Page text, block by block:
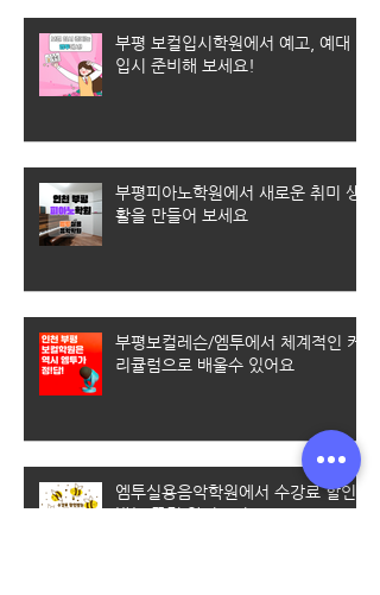
부평 보컬입시학원에서 예고, 예대
입시 준비해 보세요!
부평피아노학원에서 새로운 취미 생
활을 만들어 보세요
부평보컬레슨/엠투에서 체계적인 커
리큘럼으로 배울수 있어요
엠투실용음악학원에서 수강료 할인
받는 꿀팁 알려드려요~